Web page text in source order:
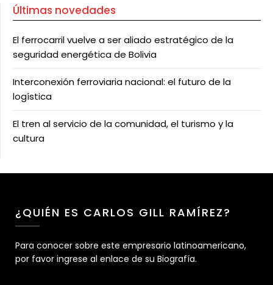
Últimas novedades
El ferrocarril vuelve a ser aliado estratégico de la
seguridad energética de Bolivia
Interconexión ferroviaria nacional: el futuro de la
logística
El tren al servicio de la comunidad, el turismo y la
cultura
¿QUIÉN ES CARLOS GILL RAMÍREZ?
Para conocer sobre este empresario latinoamericano,
por favor ingrese al enlace de su Biografía.